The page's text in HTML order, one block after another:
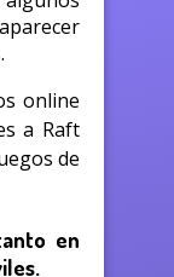
online
a Raft
de
en